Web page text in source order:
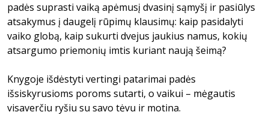
padės suprasti vaiką apėmusį dvasinį sąmyšį ir pasiūlys
atsakymus į daugelį rūpimų klausimų: kaip pasidalyti
vaiko globą, kaip sukurti dvejus jaukius namus, kokių
atsargumo priemonių imtis kuriant naują šeimą?
Knygoje išdėstyti vertingi patarimai padės
išsiskyrusioms poroms sutarti, o vaikui – mėgautis
visaverčiu ryšiu su savo tėvu ir motina.